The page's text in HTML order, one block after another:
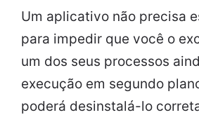
Um aplicativo não precisa
para impedir que você o
um dos seus processos
execução em segundo
poderá desinstalá-lo